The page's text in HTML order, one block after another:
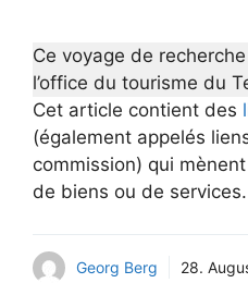
Ce voyage de
l’office du tourisme du
Cet article contient des
(également appelés
commission) qui
de biens ou de services.
Georg Berg 28.